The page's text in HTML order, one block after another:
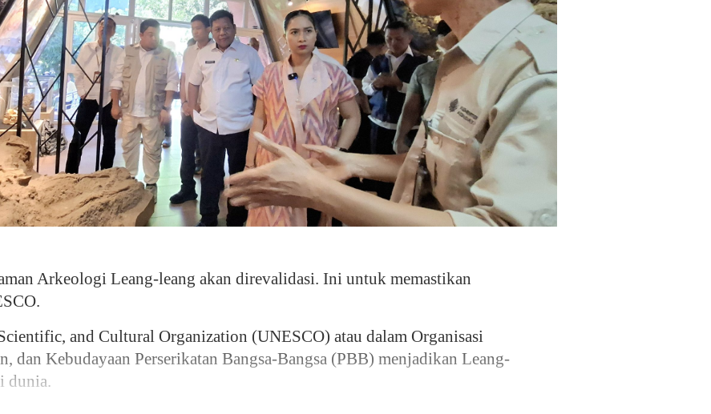
Arkeologi Leang-leang akan direvalidasi. Ini untuk memastikan
and Cultural Organization (UNESCO) atau dalam Organisasi
dan Kebudayaan Perserikatan Bangsa-Bangsa (PBB) menjadikan Leang-
dunia.